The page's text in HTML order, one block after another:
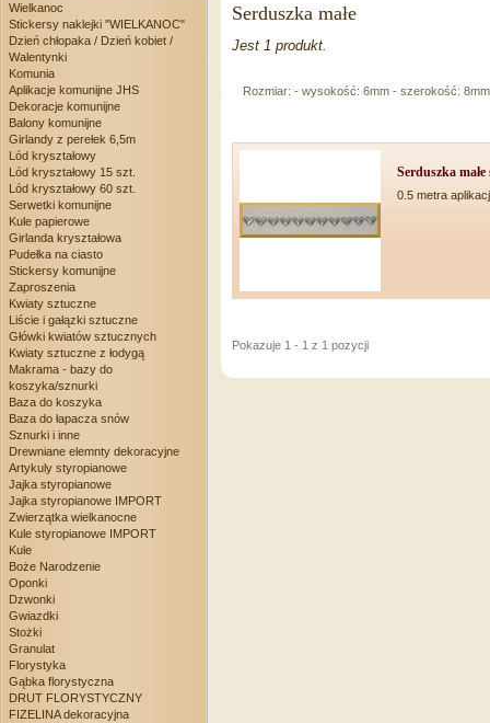
Wielkanoc
Stickersy naklejki "WIELKANOC"
Dzień chłopaka / Dzień kobiet /
Walentynki
Komunia
Aplikacje komunijne JHS
Dekoracje komunijne
Balony komunijne
Girlandy z perełek 6,5m
Lód kryształowy
Lód kryształowy 15 szt.
Lód kryształowy 60 szt.
Serwetki komunijne
Kule papierowe
Girlanda kryształowa
Pudełka na ciasto
Stickersy komunijne
Zaproszenia
Kwiaty sztuczne
Liście i gałązki sztuczne
Główki kwiatów sztucznych
Kwiaty sztuczne z łodygą
Makrama - bazy do
koszyka/sznurki
Baza do koszyka
Baza do łapacza snów
Sznurki i inne
Drewniane elemnty dekoracyjne
Artykuly styropianowe
Jajka styropianowe
Jajka styropianowe IMPORT
Zwierzątka wielkanocne
Kule styropianowe IMPORT
Kule
Boże Narodzenie
Oponki
Dzwonki
Gwiazdki
Stożki
Granulat
Florystyka
Gąbka florystyczna
DRUT FLORYSTYCZNY
FIZELINA dekoracyjna
Serduszka małe
Jest 1 produkt.
Rozmiar: - wysokość: 6mm - szerokość: 8mm
Serduszka
0.5 metra
Pokazuje 1 - 1 z 1 pozycji